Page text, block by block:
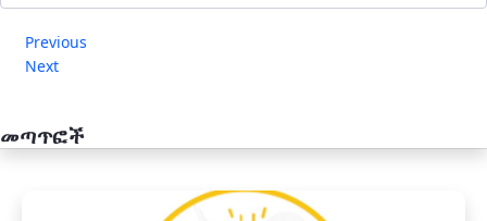
Previous
Next
መጣጥፎች